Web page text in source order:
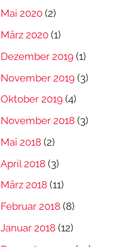
Mai 2020 (2)
März 2020 (1)
Dezember 2019 (1)
November 2019 (3)
Oktober 2019 (4)
November 2018 (3)
Mai 2018 (2)
April 2018 (3)
März 2018 (11)
Februar 2018 (8)
Januar 2018 (12)